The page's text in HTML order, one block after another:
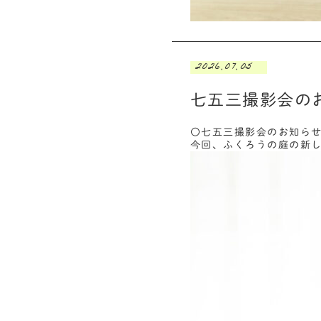
2026.07.05
七五三撮影会の
〇七五三撮影会のお知ら
今回、ふくろうの庭の新